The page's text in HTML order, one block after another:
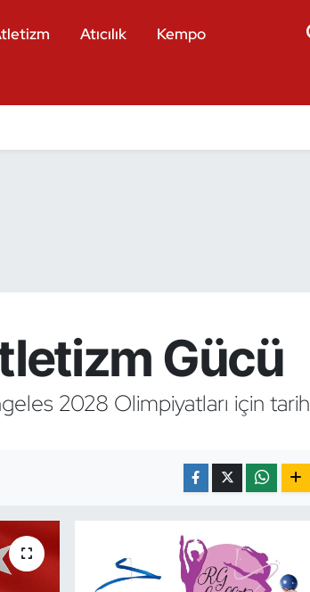
Atıcılık
Kempo
Gücü
2028 Olimpiyatları için tarih